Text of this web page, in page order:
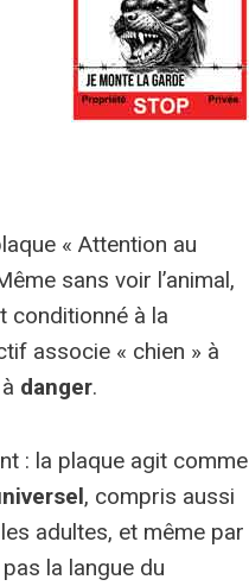
« Attention au
sans voir l’animal,
conditionné à la
associe « chien » à
danger.
: la plaque agit comme
, compris aussi
adultes, et même par
la langue du